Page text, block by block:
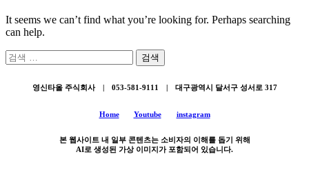
It seems we can’t find what you’re looking for. Perhaps searching
can help.
검
영신타올 주식회사 | 053-581-9111 | 대구광역시 달서구 성서로 317
Home Youtube instagram
본 웹사이트 내 일부 콘텐츠는 소비자의 이해를 돕기 위해
AI로 생성된 가상 이미지가 포함되어 있습니다.